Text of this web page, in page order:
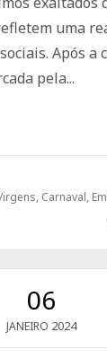
uma
Após a
pela...
, Carnaval,
06
JANEIRO 2024